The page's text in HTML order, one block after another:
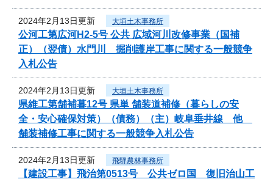
2024年2月13日更新 大垣土木事務所
公河工第広河H2-5号 公共 広域河川改修事業（国補
正）（翌債）水門川 掘削護岸工事に関する一般競争
入札公告
2024年2月13日更新 大垣土木事務所
県維工第舗補暮12号 県単 舗装道補修（暮らしの安
全・安心確保対策）（債務）（主）岐阜垂井線 他
舗装補修工事に関する一般競争入札公告
2024年2月13日更新 飛騨農林事務所
【建設工事】飛治第0513号 公共ゼロ国 復旧治山工